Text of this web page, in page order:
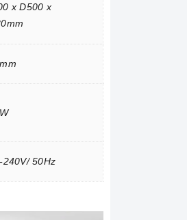
x D500 x
240V/ 50Hz